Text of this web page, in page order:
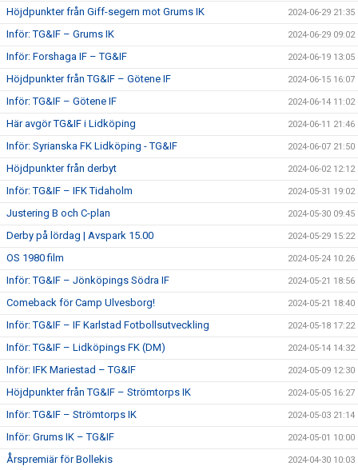
Höjdpunkter från Giff-segern mot Grums IK 2024-06-29 21:35
Inför: TG&IF – Grums IK 2024-06-29 09:02
Inför: Forshaga IF – TG&IF 2024-06-19 13:05
Höjdpunkter från TG&IF – Götene IF 2024-06-15 16:07
Inför: TG&IF – Götene IF 2024-06-14 11:02
Här avgör TG&IF i Lidköping 2024-06-11 21:46
Inför: Syrianska FK Lidköping - TG&IF 2024-06-07 21:50
Höjdpunkter från derbyt 2024-06-02 12:12
Inför: TG&IF – IFK Tidaholm 2024-05-31 19:02
Justering B och C-plan 2024-05-30 09:45
Derby på lördag | Avspark 15.00 2024-05-29 15:22
OS 1980 film 2024-05-24 10:26
Inför: TG&IF – Jönköpings Södra IF 2024-05-21 18:56
Comeback för Camp Ulvesborg! 2024-05-21 18:40
Inför: TG&IF – IF Karlstad Fotbollsutveckling 2024-05-18 17:22
Inför: TG&IF – Lidköpings FK (DM) 2024-05-14 14:32
Inför: IFK Mariestad – TG&IF 2024-05-09 12:30
Höjdpunkter från TG&IF – Strömtorps IK 2024-05-05 16:27
Inför: TG&IF – Strömtorps IK 2024-05-03 21:14
Inför: Grums IK – TG&IF 2024-05-01 10:00
Årspremiär för Bollekis 2024-04-30 10:03